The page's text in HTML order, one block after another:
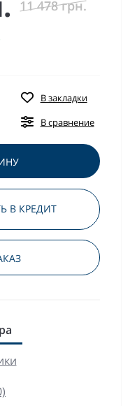
11 478 грн.
В закладки
В сравнение
В КРЕДИТ